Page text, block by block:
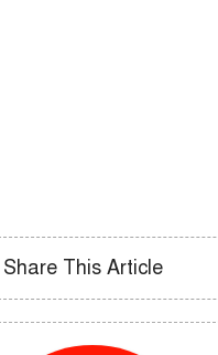
Share This Article